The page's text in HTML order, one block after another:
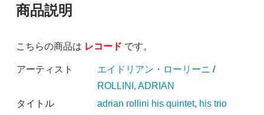
商品説明
こちらの商品は レコード です。
アーティスト エイドリアン・ローリーニ /
ROLLINI, ADRIAN
タイトル
adrian rollini his quintet, his trio